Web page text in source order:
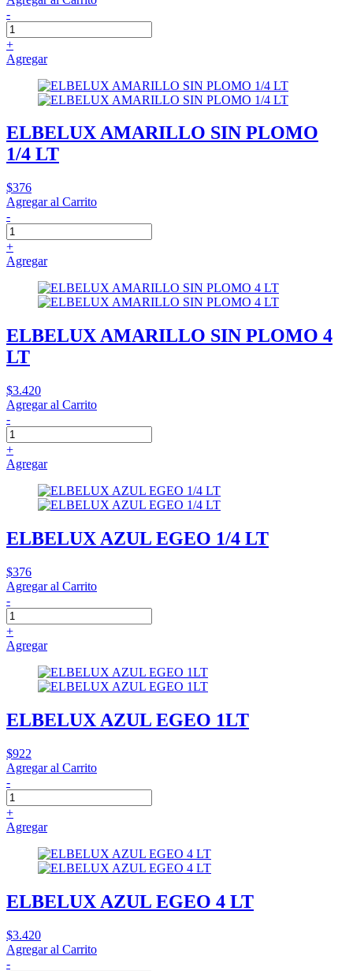
-
+
Agregar
ELBELUX AMARILLO SIN PLOMO
1/4 LT
$376
Agregar al Carrito
-
+
Agregar
ELBELUX AMARILLO SIN PLOMO 4
LT
$3.420
Agregar al Carrito
-
+
Agregar
ELBELUX AZUL EGEO 1/4 LT
$376
Agregar al Carrito
-
+
Agregar
ELBELUX AZUL EGEO 1LT
$922
Agregar al Carrito
-
+
Agregar
ELBELUX AZUL EGEO 4 LT
$3.420
Agregar al Carrito
-